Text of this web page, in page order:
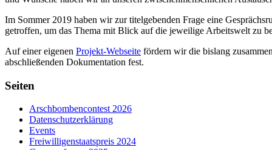
Im Sommer 2019 haben wir zur titelgebenden Frage eine
getroffen, um das Thema mit Blick auf die jeweilige Arbeitswelt zu
Auf einer eigenen Projekt-Webseite fördern wir die bislang
abschließenden Dokumentation fest.
Seiten
Arschbombencontest 2026
Datenschutzerklärung
Events
Freiwilligenstaatspreis 2024